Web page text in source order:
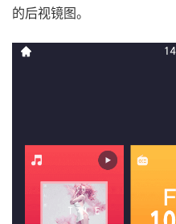
的后视镜图。